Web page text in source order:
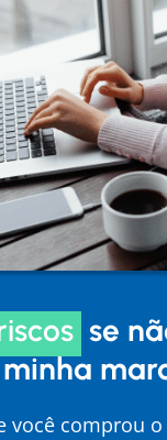
se
você comprou